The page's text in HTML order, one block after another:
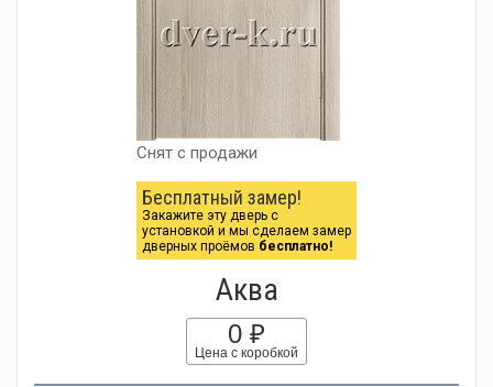
Снят с продажи
Бесплатный замер!
Закажите эту дверь с
установкой и мы сделаем замер
дверных проёмов бесплатно!
Аква
0 ₽
Цена с коробкой